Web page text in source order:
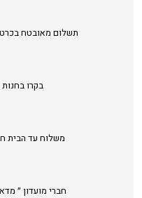
תשלום מאובטח
בקרו
משלוח עד הבית
חברי מועדון ״